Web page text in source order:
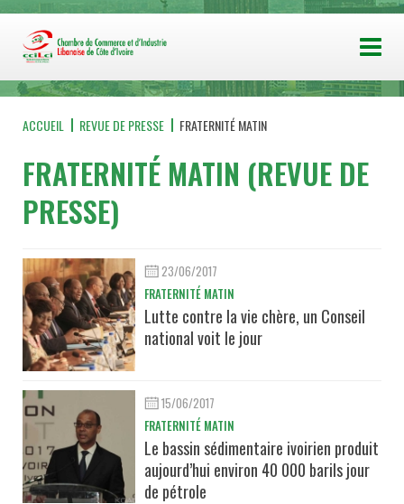
ACCUEIL REVUE DE PRESSE FRATERNITÉ MATIN
FRATERNITÉ MATIN (REVUE DE
PRESSE)
23/06/2017
FRATERNITÉ MATIN
Lutte contre la vie chère, un Conseil
national voit le jour
15/06/2017
FRATERNITÉ MATIN
Le bassin sédimentaire ivoirien produit
aujourd’hui environ 40 000 barils jour
de pétrole